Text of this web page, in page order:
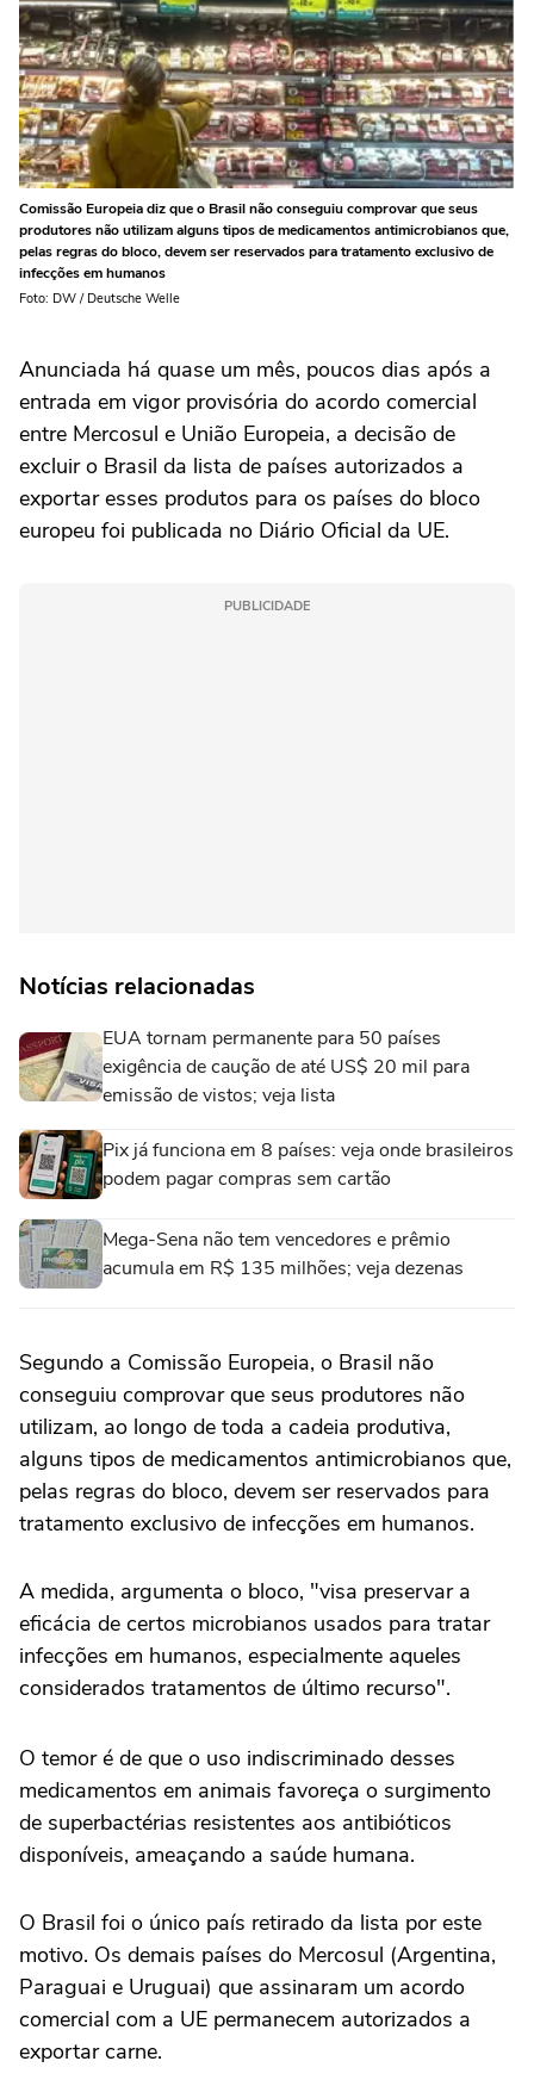
Comissão Europeia diz que o Brasil não conseguiu comprovar que seus
produtores não utilizam alguns tipos de medicamentos antimicrobianos que,
pelas regras do bloco, devem ser reservados para tratamento exclusivo de
infecções em humanos
Foto: DW / Deutsche Welle
Anunciada há quase um mês, poucos dias após a
entrada em vigor provisória do acordo comercial
entre Mercosul e União Europeia, a decisão de
excluir o Brasil da lista de países autorizados a
exportar esses produtos para os países do bloco
europeu foi publicada no Diário Oficial da UE.
PUBLICIDADE
Notícias relacionadas
EUA tornam permanente para 50 países
exigência de caução de até US$ 20 mil para
emissão de vistos; veja lista
Pix já funciona em 8 países: veja onde brasileiros
podem pagar compras sem cartão
Mega-Sena não tem vencedores e prêmio
acumula em R$ 135 milhões; veja dezenas
Segundo a Comissão Europeia, o Brasil não
conseguiu comprovar que seus produtores não
utilizam, ao longo de toda a cadeia produtiva,
alguns tipos de medicamentos antimicrobianos que,
pelas regras do bloco, devem ser reservados para
tratamento exclusivo de infecções em humanos.
A medida, argumenta o bloco, "visa preservar a
eficácia de certos microbianos usados para tratar
infecções em humanos, especialmente aqueles
considerados tratamentos de último recurso".
O temor é de que o uso indiscriminado desses
medicamentos em animais favoreça o surgimento
de superbactérias resistentes aos antibióticos
disponíveis, ameaçando a saúde humana.
O Brasil foi o único país retirado da lista por este
motivo. Os demais países do Mercosul (Argentina,
Paraguai e Uruguai) que assinaram um acordo
comercial com a UE permanecem autorizados a
exportar carne.